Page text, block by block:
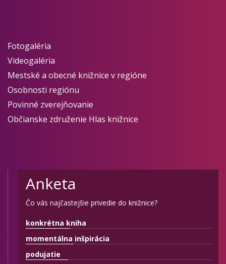
Fotogaléria
Videogaléria
Mestské a obecné knižnice v regióne
Osobnosti regiónu
Povinné zverejňovanie
Občianske združenie Hlas knižnice
Anketa
Čo vás najčastejšie privedie do knižnice?
konkrétna kniha
momentálna inšpirácia
podujatie